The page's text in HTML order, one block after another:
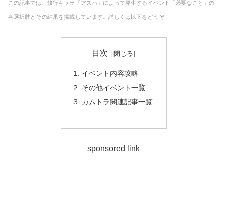
この記事では、修行キャラ「アスハ」によって発生するイベント「必要なこと」の
各選択肢とその結果を掲載しています。詳しくは以下をどうぞ！
目次
イベント内容攻略
その他イベント一覧
カムトラ関連記事一覧
sponsored link